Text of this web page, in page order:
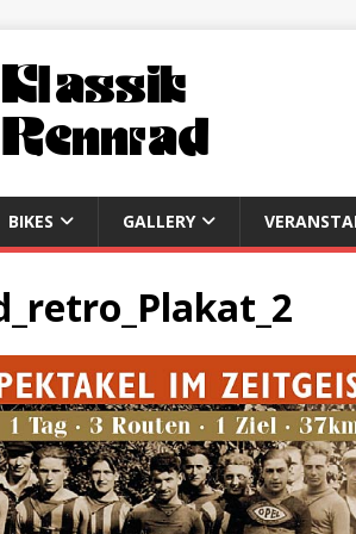
BIKES GALLERY